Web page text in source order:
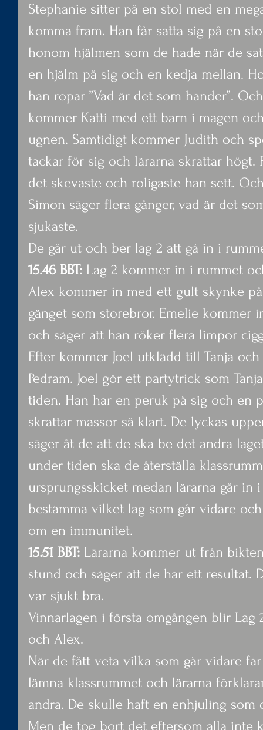
Stephanie sitter på en stol med en
komma fram. Han får sätta sig på en
honom hjälmen som de hade när de
en hjälm på sig och en kedja mellan.
han ropar ”Vad är det som händer”.
kommer Katti med ett barn i magen
ugnen. Samtidigt kommer Judith och
tackar för sig och lärarna skrattar högt.
det skevaste och roligaste han sett.
Simon säger flera gånger, vad är det
sjukaste.
De går ut och ber lag 2 att gå in i
15.46 BBT: Lag 2 kommer in i rummet
Alex kommer in med ett gult skynke
gänget som storebror. Emelie
och säger att han röker flera limpor
Efter kommer Joel utklädd till Tanja
Pedram. Joel gör ett partytrick som
tiden. Han har en peruk på sig och en
skrattar massor så klart. De lyckas
säger åt de att de ska be det andra
under tiden ska de återställa
ursprungsskicket medan lärarna går
bestämma vilket lag som går vidare
om en immunitet.
15.51 BBT: Lärarna kommer ut från
stund och säger att de har ett resultat.
var sjukt bra.
Vinnarlagen i första omgången blir Lag
och Alex.
När de fått veta vilka som går vidare
lämna klassrummet och lärarna
andra. De skulle haft en enhjuling
Men de tog bort det eftersom alla inte